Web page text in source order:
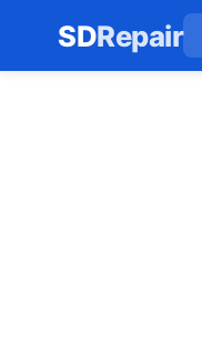
SDRepair